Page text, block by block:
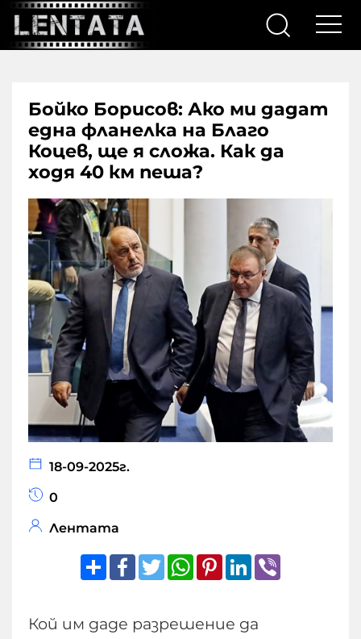
Бойко Борисов: Ако ми дадат
една фланелка на Благо
Коцев, ще я сложа. Как да
ходя 40 км пеша?
18-09-2025г.
0
Лентата
ShareFacebook
TwitterWhatsApp
Pinterest
LinkedIn
Кой им даде разрешение да